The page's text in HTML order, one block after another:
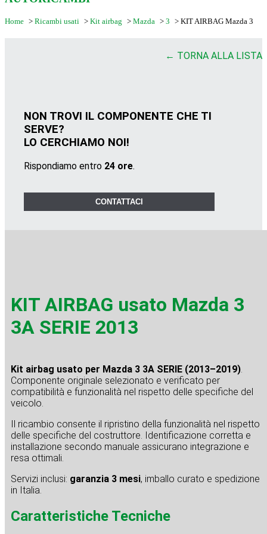
Home > Ricambi usati > Kit airbag > Mazda > 3 > KIT AIRBAG Mazda 3
← TORNA ALLA LISTA
NON TROVI IL COMPONENTE CHE TI
SERVE?
LO CERCHIAMO NOI!
Rispondiamo entro 24 ore.
CONTATTACI
KIT AIRBAG usato Mazda 3
3A SERIE 2013
Kit airbag usato per Mazda 3 3A SERIE (2013–2019).
Componente originale selezionato e verificato per
compatibilità e funzionalità nel rispetto delle specifiche del
veicolo.
Il ricambio consente il ripristino della funzionalità nel rispetto
delle specifiche del costruttore. Identificazione corretta e
installazione secondo manuale assicurano integrazione e
resa ottimali.
Servizi inclusi: garanzia 3 mesi, imballo curato e spedizione
in Italia.
Caratteristiche Tecniche